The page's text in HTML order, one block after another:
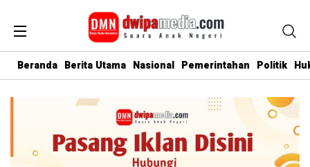
Beranda Berita Utama Nasional Pemerintahan Politik